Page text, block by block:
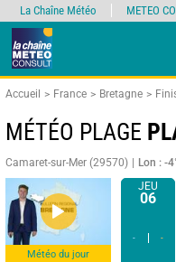
Accueil France Bretagne
MÉTÉO PLAGE
Camaret-sur-Mer (29570) Lon : -
Météo du jour
JEU
06
- -
La Chaîne Météo METEO